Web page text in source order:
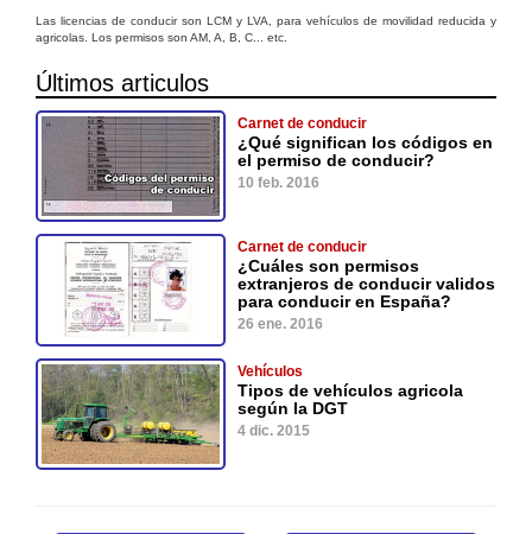
Las licencias de conducir son LCM y LVA, para vehículos de movilidad reducida y
agricolas. Los permisos son AM, A, B, C... etc.
Últimos articulos
Carnet de conducir
¿Qué significan los códigos en
el permiso de conducir?
10 feb. 2016
Carnet de conducir
¿Cuáles son permisos
extranjeros de conducir validos
para conducir en España?
26 ene. 2016
Vehículos
Tipos de vehículos agricola
según la DGT
4 dic. 2015